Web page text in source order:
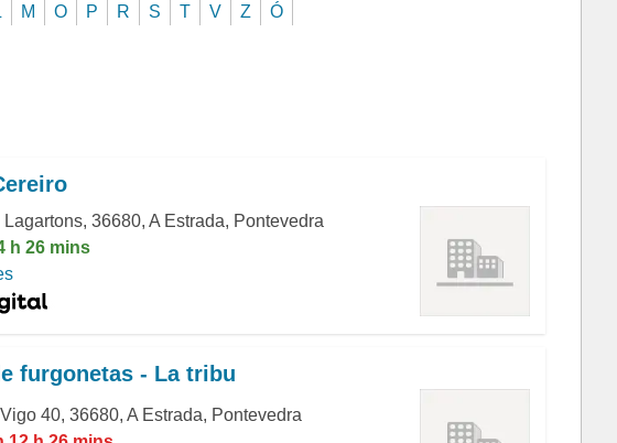
M O P R S T V Z Ó
Lagartons, 36680, A Estrada, Pontevedra
h 26 mins
furgonetas - La tribu
40, 36680, A Estrada, Pontevedra